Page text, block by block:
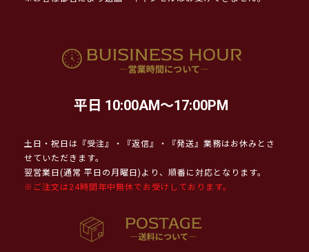
平日 10:00AM～17:00PM
土日・祝日は『受注』・『返信』・『発送』業務はお休みとさ
せていただきます。
翌営業日(通常 平日の月曜日)より、順番に対応となります。
※ご注文は24時間年中無休でお受けしております。